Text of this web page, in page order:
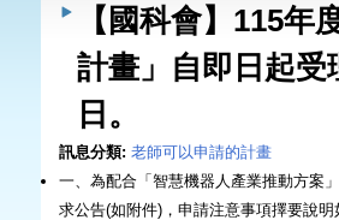
您在這裡
【國科會】115
計畫」自即日起受
日。
訊息分類: 老師可以申請的計畫
一、為配合「智慧機器人產業推動方案
求公告(如附件)，申請注意事項擇要說明